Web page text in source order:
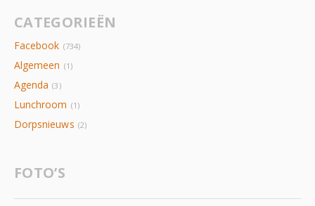
CATEGORIEËN
Facebook (734)
Algemeen (1)
Agenda (3)
Lunchroom (1)
Dorpsnieuws (2)
FOTO’S